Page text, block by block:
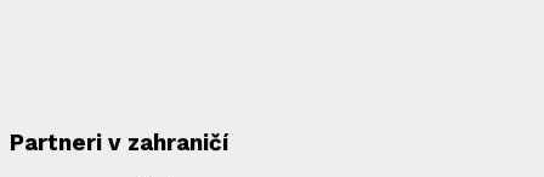
Partneri v zahraničí